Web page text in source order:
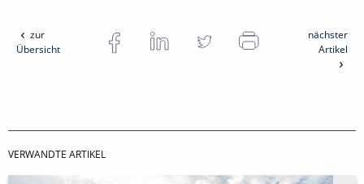
zur
Übersicht
nächster
Artikel
VERWANDTE ARTIKEL